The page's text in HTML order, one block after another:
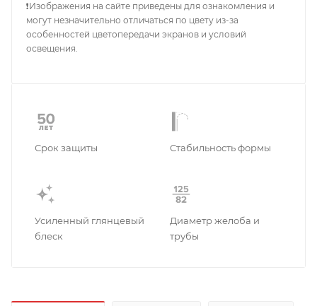
❗Изображения на сайте приведены для ознакомления и
могут незначительно отличаться по цвету из-за
особенностей цветопередачи экранов и условий
освещения.
Срок защиты Стабильность формы
Усиленный глянцевый
блеск
Диаметр желоба и
трубы